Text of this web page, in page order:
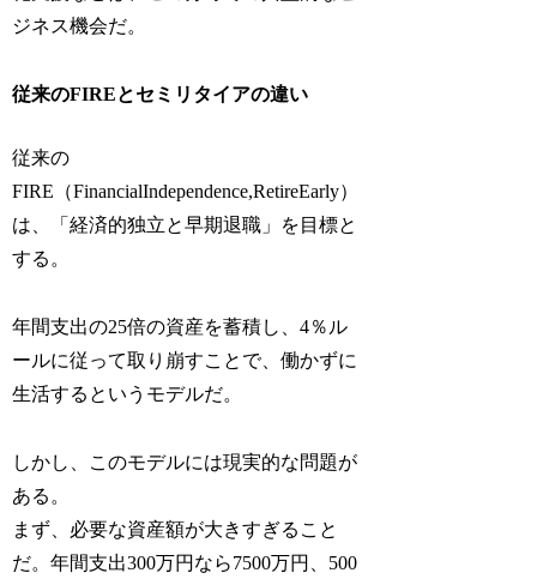
ジネス機会だ。
従来のFIREとセミリタイアの違い
従来の
FIRE（FinancialIndependence,RetireEarly）
は、「経済的独立と早期退職」を目標と
する。
年間支出の25倍の資産を蓄積し、4％ル
ールに従って取り崩すことで、働かずに
生活するというモデルだ。
しかし、このモデルには現実的な問題が
ある。
まず、必要な資産額が大きすぎること
だ。年間支出300万円なら7500万円、500